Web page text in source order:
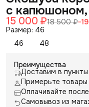
с капюшоном,
15 000 ₽18 500 ₽−19
Размер: 46
46
48
Преимущества
Доставим в
Примерьте
Оплачивайте
Самовывоз из